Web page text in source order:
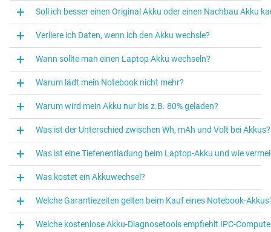
Soll ich besser einen Original Akku oder einen Nachbau Akku
Verliere ich Daten, wenn ich den Akku wechsle?
Wann sollte man einen Laptop Akku wechseln?
Warum lädt mein Notebook nicht mehr?
Warum wird mein Akku nur bis z.B. 80% geladen?
Was ist der Unterschied zwischen Wh, mAh und Volt bei Akkus?
Was ist eine Tiefenentladung beim Laptop‑Akku und wie
Was kostet ein Akkuwechsel?
Welche Garantiezeiten gelten beim Kauf eines Notebook-
Welche kostenlose Akku-Diagnosetools empfiehlt IPC-